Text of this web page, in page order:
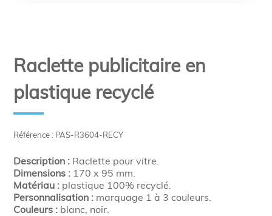
Référence : PAS-R3604-RECY
Raclette publicitaire en
plastique recyclé
Description : Raclette pour vitre.
Dimensions : 170 x 95 mm.
Matériau : plastique 100% recyclé.
Personnalisation : marquage 1 à 3 couleurs.
Couleurs : blanc, noir.